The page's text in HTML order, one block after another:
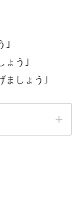
｣
ょう｣
ましょう｣